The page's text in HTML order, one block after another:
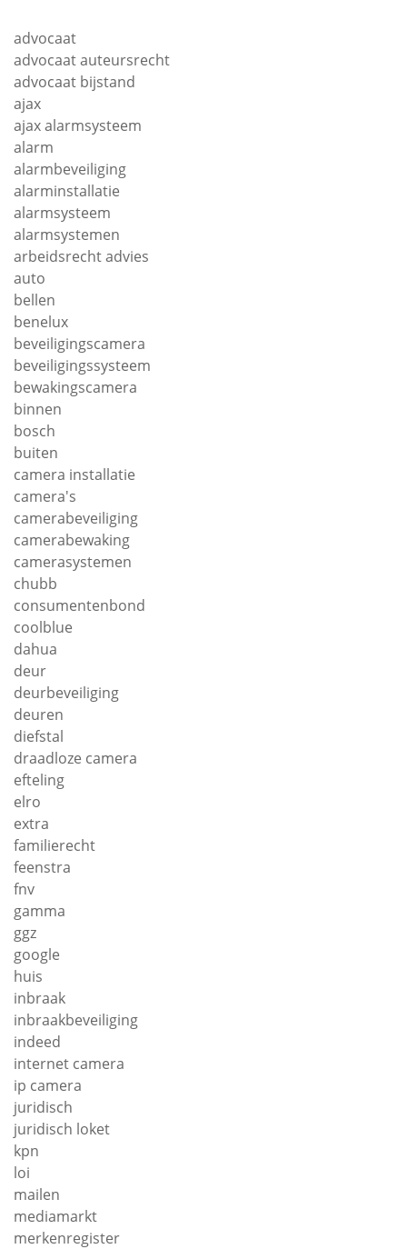
advocaat
advocaat auteursrecht
advocaat bijstand
ajax
ajax alarmsysteem
alarm
alarmbeveiliging
alarminstallatie
alarmsysteem
alarmsystemen
arbeidsrecht advies
auto
bellen
benelux
beveiligingscamera
beveiligingssysteem
bewakingscamera
binnen
bosch
buiten
camera installatie
camera's
camerabeveiliging
camerabewaking
camerasystemen
chubb
consumentenbond
coolblue
dahua
deur
deurbeveiliging
deuren
diefstal
draadloze camera
efteling
elro
extra
familierecht
feenstra
fnv
gamma
ggz
google
huis
inbraak
inbraakbeveiliging
indeed
internet camera
ip camera
juridisch
juridisch loket
kpn
loi
mailen
mediamarkt
merkenregister